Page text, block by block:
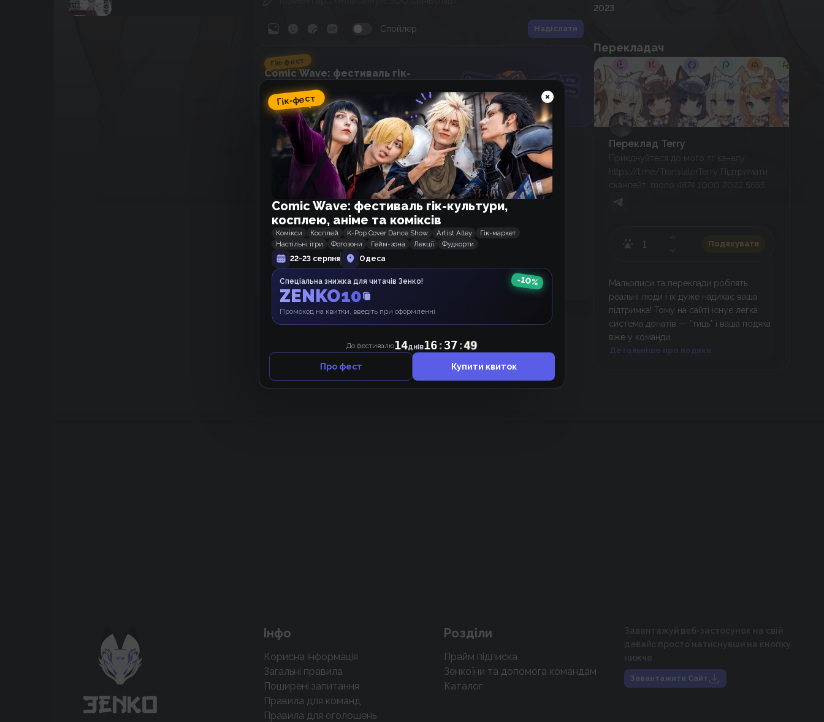
Спойлер Надіслати
Гік-фест
Comic Wave: фестиваль гік-
культури, косплею, аніме та
коміксів
До фестивалю14днів16:37:
Щось ніхто не коментує, може, почнемо 👉👈 ?
2023
Перекладач
Переклад Terry
Приєднуйтеся до мого тг каналу:
https://t.me/TranslaterTerry Підтримати
сканлейт: mono 4874 1000 2022 5655
Подякувати
Мальописи та переклади роблять
реальні люди і їх дуже надихає ваша
підтримка! Тому на сайті існує легка
система донатів — *тиць* і ваша подяка
вже у команди.
Детальніше про подяки
крутих нововведень
Підтримати проєкт
Інфо
Корисна інформація
Загальні правила
Поширені запитання
Правила для команд
Правила для оголошень
Розділи
Прайм підписка
Зенкоїни та допомога командам
Каталог
Завантажуй веб-застосунок на свій
девайс просто натиснувши на кнопку
нижче
Завантажити Сайт
Гік-фест
Comic Wave: фестиваль гік-культури,
косплею, аніме та коміксів
Комікси Косплей K-Pop Cover Dance Show Artist Alley
Гік-маркет
Настільні ігри
Фотозони Гейм-зона Лекції
Фудкорти
22-23 серпня
Одеса
Спеціальна знижка для читачів Зенко!
ZENKO10
Промокод на квитки, введіть при оформленні
-10%
До фестивалю14днів16:37 :49
Про фест Купити квиток